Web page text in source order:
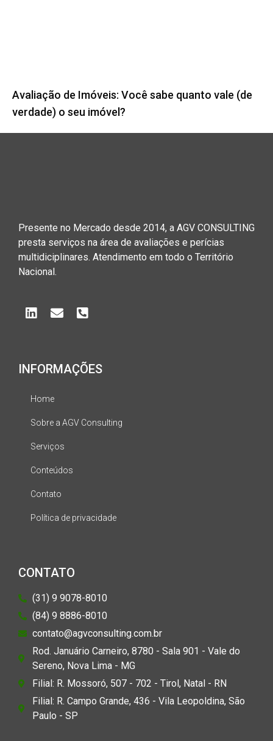
Avaliação de Imóveis: Você sabe quanto vale (de
verdade) o seu imóvel?
Presente no Mercado desde 2014, a AGV CONSULTING
presta serviços na área de avaliações e perícias
multidiciplinares. Atendimento em todo o Território
Nacional.
INFORMAÇÕES
Home
Sobre a AGV Consulting
Serviços
Conteúdos
Contato
Política de privacidade
CONTATO
(31) 9 9078-8010
(84) 9 8886-8010
contato@agvconsulting.com.br
Rod. Januário Carneiro, 8780 - Sala 901 - Vale do
Sereno, Nova Lima - MG
Filial: R. Mossoró, 507 - 702 - Tirol, Natal - RN
Filial: R. Campo Grande, 436 - Vila Leopoldina, São
Paulo - SP